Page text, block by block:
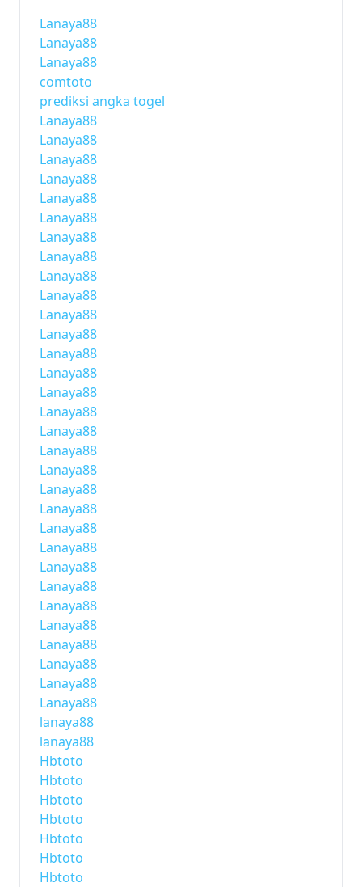
Lanaya88
Lanaya88
Lanaya88
comtoto
prediksi angka togel
Lanaya88
Lanaya88
Lanaya88
Lanaya88
Lanaya88
Lanaya88
Lanaya88
Lanaya88
Lanaya88
Lanaya88
Lanaya88
Lanaya88
Lanaya88
Lanaya88
Lanaya88
Lanaya88
Lanaya88
Lanaya88
Lanaya88
Lanaya88
Lanaya88
Lanaya88
Lanaya88
Lanaya88
Lanaya88
Lanaya88
Lanaya88
Lanaya88
Lanaya88
Lanaya88
Lanaya88
lanaya88
lanaya88
Hbtoto
Hbtoto
Hbtoto
Hbtoto
Hbtoto
Hbtoto
Hbtoto